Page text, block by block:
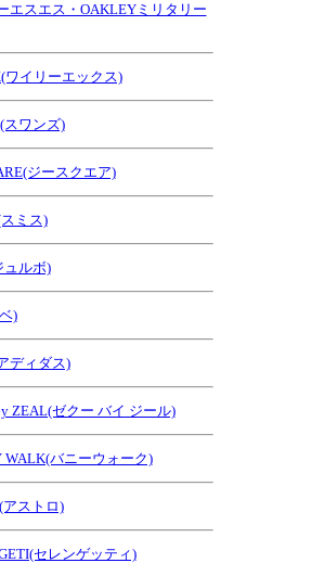
エスエス・OAKLEYミリタリー
ワイリーエックス)
スワンズ)
ジースクエア)
ミス)
ュルボ)
)
ディダス)
ZEAL(ゼクー バイ ジール)
WALK(バニーウォーク)
アストロ)
セレンゲッティ)